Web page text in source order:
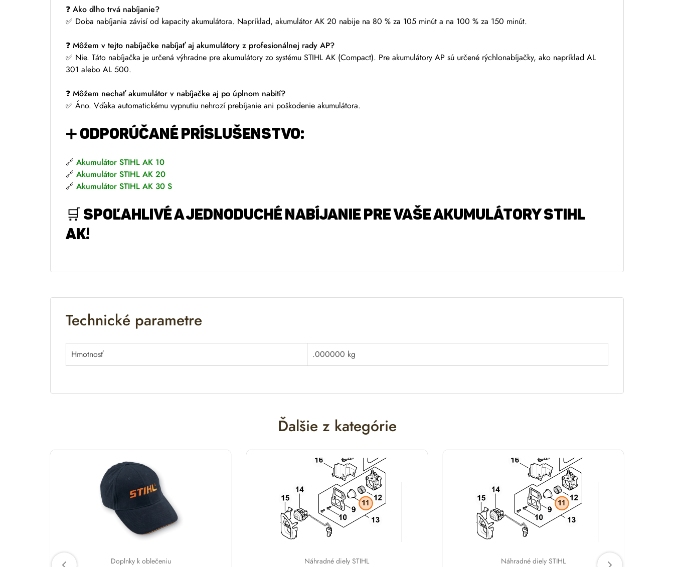
❓ Ako dlho trvá nabíjanie?
✅ Doba nabíjania závisí od kapacity akumulátora. Napríklad, akumulátor AK 20 nabije na 80 % za 105 minút a na 100 % za 150 minút.
❓ Môžem v tejto nabíjačke nabíjať aj akumulátory z profesionálnej rady AP?
✅ Nie. Táto nabíjačka je určená výhradne pre akumulátory zo systému STIHL AK (Compact). Pre akumulátory AP sú určené rýchlonabíjačky, ako napríklad AL
301 alebo AL 500.
❓ Môžem nechať akumulátor v nabíjačke aj po úplnom nabití?
✅ Áno. Vďaka automatickému vypnutiu nehrozí prebíjanie ani poškodenie akumulátora.
➕ ODPORÚČANÉ PRÍSLUŠENSTVO:
🔗 Akumulátor STIHL AK 10
🔗 Akumulátor STIHL AK 20
🔗 Akumulátor STIHL AK 30 S
🛒 SPOĽAHLIVÉ A JEDNODUCHÉ NABÍJANIE PRE VAŠE AKUMULÁTORY STIHL
AK!
Technické parametre
Hmotnosť .000000 kg
Ďalšie z kategórie
Doplnky k oblečeniu Náhradné diely STIHL Náhradné diely STIHL